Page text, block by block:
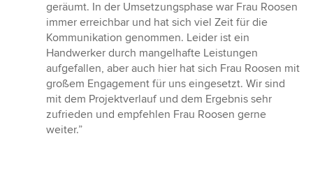
geräumt. In der Umsetzungsphase war Frau Roosen
immer erreichbar und hat sich viel Zeit für die
Kommunikation genommen. Leider ist ein
Handwerker durch mangelhafte Leistungen
aufgefallen, aber auch hier hat sich Frau Roosen mit
großem Engagement für uns eingesetzt. Wir sind
mit dem Projektverlauf und dem Ergebnis sehr
zufrieden und empfehlen Frau Roosen gerne
weiter.”